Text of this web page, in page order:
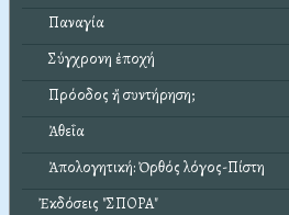
Παναγία
Σύγχρονη ἐποχή
Πρόοδος ἤ συντήρηση;
Ἀθεΐα
Ἀπολογητική: Ὀρθός λόγος-Πίστη
Ἐκδόσεις "ΣΠΟΡΑ"